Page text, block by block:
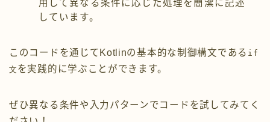
用して異なる条件に応じた処理を簡潔に記述
しています。
このコードを通じてKotlinの基本的な制御構文である if
文 を実践的に学ぶことができます。
ぜひ異なる条件や入力パターンでコードを試してみてく